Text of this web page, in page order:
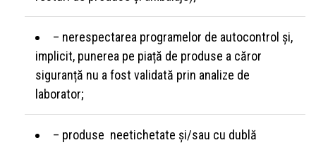
– nerespectarea programelor de autocontrol și,
implicit, punerea pe piață de produse a căror
siguranță nu a fost validată prin analize de
laborator;
– produse neetichetate și/sau cu dublă